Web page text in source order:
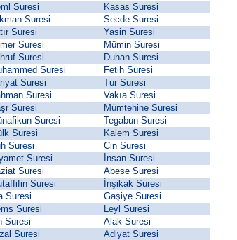
Suresi
Kasas Suresi
Suresi
Secde Suresi
Suresi
Yasin Suresi
Suresi
Mümin Suresi
Suresi
Duhan Suresi
Suresi
Fetih Suresi
Suresi
Tur Suresi
Suresi
Vakıa Suresi
Suresi
Mümtehine Suresi
Suresi
Tegabun Suresi
Suresi
Kalem Suresi
Suresi
Cin Suresi
Suresi
İnsan Suresi
Suresi
Abese Suresi
Suresi
İnşikak Suresi
Suresi
Gaşiye Suresi
Suresi
Leyl Suresi
Suresi
Alak Suresi
Suresi
Adiyat Suresi